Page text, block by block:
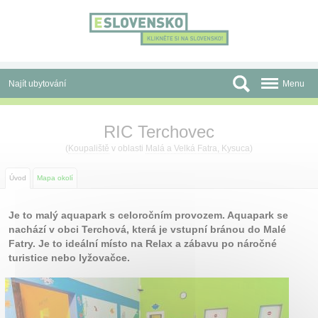
Najít ubytování
Slevy a Last Minute
Autobusové zájezdy
Před cestou
Atrakce
O nás
Menu
RIC Terchovec
( Koupaliště v oblasti Malá a Velká Fatra, Kysuca)
Úvod Mapa okolí
Je to malý aquapark s celoročním provozem. Aquapark se
nachází v obci Terchová, která je vstupní bránou do Malé
Fatry. Je to ideální místo na Relax a zábavu po náročné
turistice nebo lyžovačce.